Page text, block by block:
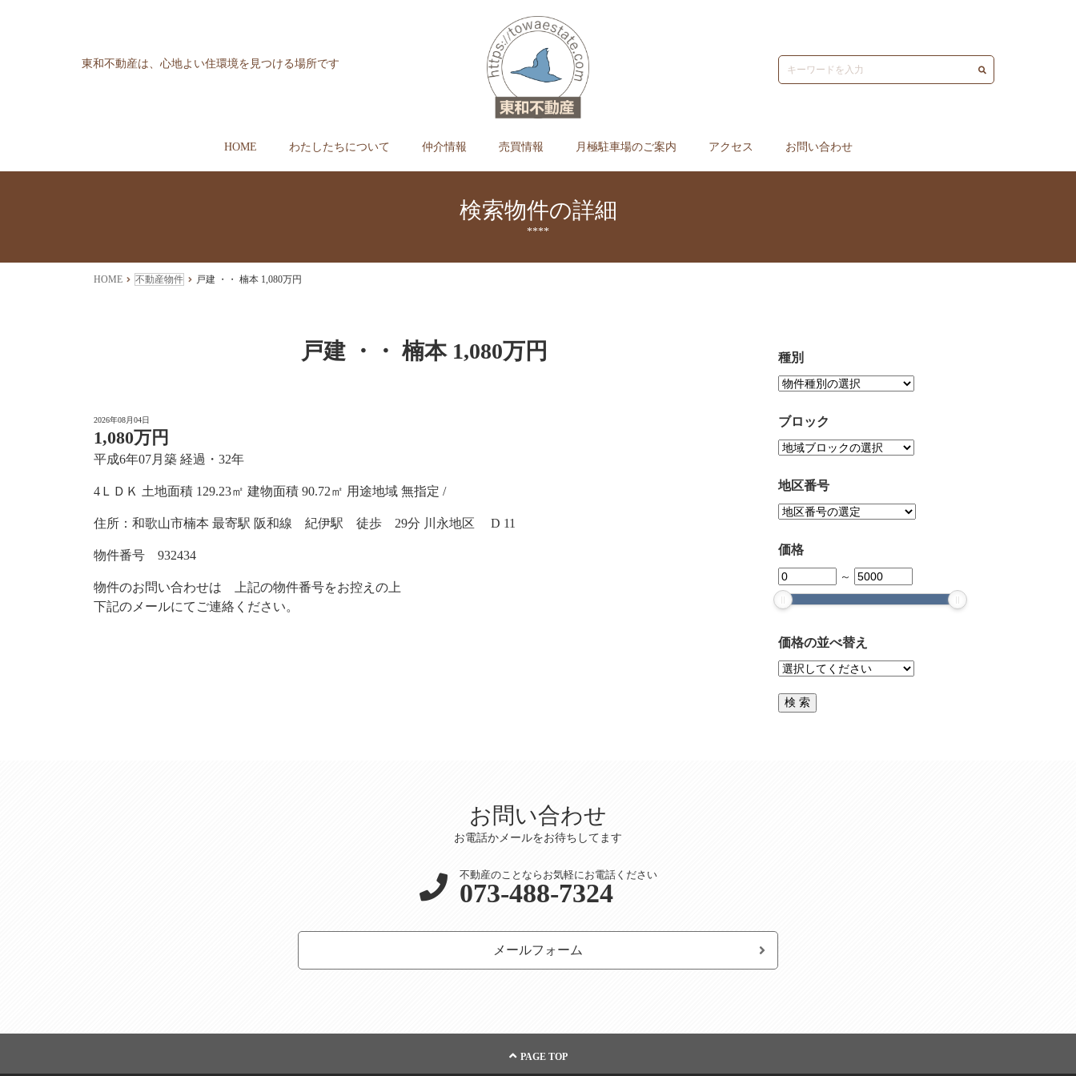
東和不動産は、心地よい住環境を見つける場所です
HOME わたしたちについて 仲介情報 売買情報 月極駐車場のご案内 アクセス お問い合わせ
検索物件の詳細
****
HOME 不動産物件 戸建 ・・ 楠本 1,080万円
戸建 ・・ 楠本 1,080万円
2026年08月04日
1,080万円
平成6年07月築 経過・32年
4ＬＤＫ 土地面積 129.23㎡ 建物面積 90.72㎡ 用途地域 無指定 /
住所：和歌山市楠本 最寄駅 阪和線 紀伊駅 徒歩 29分 川永地区 D 11
物件番号 932434
物件のお問い合わせは 上記の物件番号をお控えの上
下記のメールにてご連絡ください。
種別
ブロック
地区番号
価格
～
価格の並べ替え
お問い合わせ
お電話かメールをお待ちしてます
不動産のことならお気軽にお電話ください
073-488-7324
メールフォーム
PAGE TOP